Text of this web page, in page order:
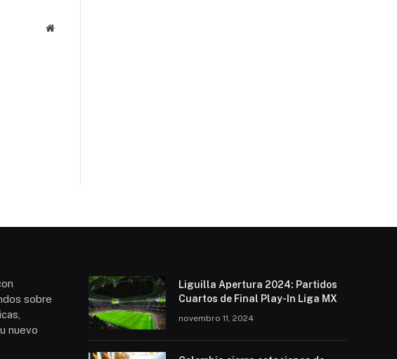
Website
sobre
nuevo
Liguilla Apertura 2024: Partidos
Cuartos de Final Play-In Liga MX
novembro 11, 2024